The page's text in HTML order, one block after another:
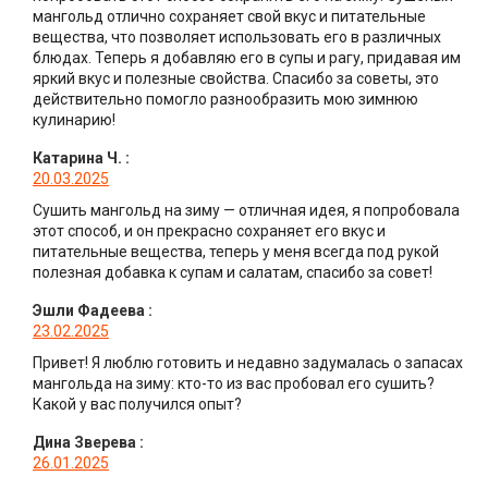
мангольд отлично сохраняет свой вкус и питательные
вещества, что позволяет использовать его в различных
блюдах. Теперь я добавляю его в супы и рагу, придавая им
яркий вкус и полезные свойства. Спасибо за советы, это
действительно помогло разнообразить мою зимнюю
кулинарию!
Катарина Ч. :
20.03.2025
Сушить мангольд на зиму — отличная идея, я попробовала
этот способ, и он прекрасно сохраняет его вкус и
питательные вещества, теперь у меня всегда под рукой
полезная добавка к супам и салатам, спасибо за совет!
Эшли Фадеева :
23.02.2025
Привет! Я люблю готовить и недавно задумалась о запасах
мангольда на зиму: кто-то из вас пробовал его сушить?
Какой у вас получился опыт?
Дина Зверева :
26.01.2025